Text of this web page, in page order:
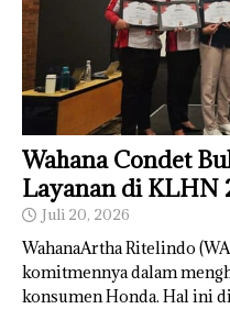
Wahana Condet
Layanan di KLHN
Juli 20, 2026
WahanaArtha Ritelindo
komitmennya dalam
konsumen Honda. Hal ini